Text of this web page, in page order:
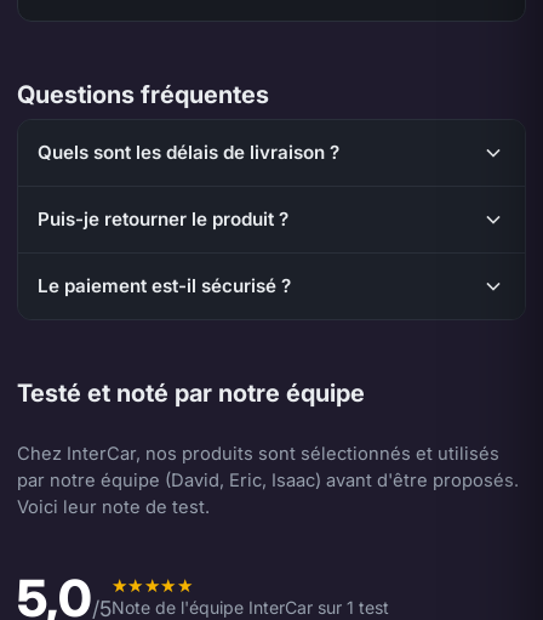
Questions fréquentes
Quels sont les délais de livraison ?
Puis-je retourner le produit ?
Le paiement est-il sécurisé ?
Testé et noté par notre équipe
Chez InterCar, nos produits sont sélectionnés et utilisés
par notre équipe (David, Eric, Isaac) avant d'être proposés.
Voici leur note de test.
5,0/5Note de l'équipe InterCar sur 1 test
Note moyenne de l'équipe 5,0 sur 5.